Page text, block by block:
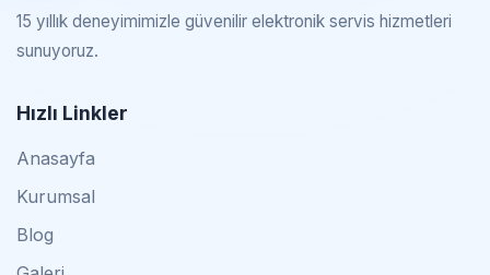
15 yıllık deneyimimizle güvenilir elektronik servis hizmetleri
sunuyoruz.
Hızlı Linkler
Anasayfa
Kurumsal
Blog